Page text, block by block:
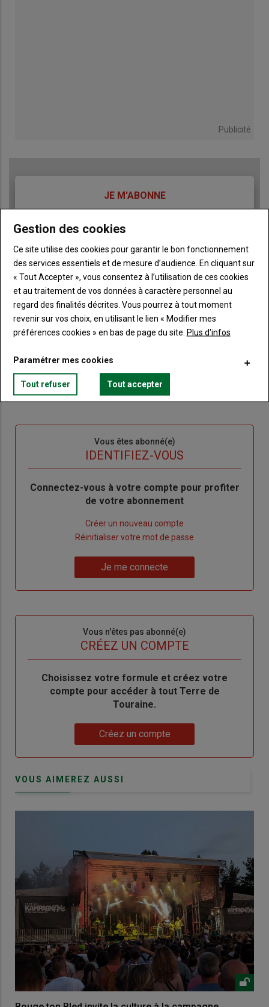
Publicité
JE M'ABONNE
Body A partir de 85€
Lien JE M'ABONNE
Liste
à
puce
Accédez à tous les articles du site Terre de Touraine
Consultez le journal Terre de Touraine au format
numérique, sur tous les supports
Vous êtes abonné(e)
IDENTIFIEZ-VOUS
Body
Connectez-vous à votre compte pour profiter
de votre abonnement
Créer un nouveau compte
de
Réinitialiser votre mot de passe
me
Je me connecte
Vous n'êtes pas abonné(e)
CRÉEZ UN COMPTE
BodyChoisissez votre formule et créez votre
compte pour accéder à tout Terre de
Touraine.
Créez un compte
VOUS AIMEREZ AUSSI
Gestion des cookies
Ce site utilise des cookies pour garantir le bon fonctionnement
des services essentiels et de mesure d’audience. En cliquant sur
« Tout Accepter », vous consentez à l’utilisation de ces cookies
et au traitement de vos données à caractère personnel au
regard des finalités décrites. Vous pourrez à tout moment
revenir sur vos choix, en utilisant le lien « Modifier mes
préférences cookies » en bas de page du site. Plus d'infos
Paramétrer mes cookies
Tout refuser Tout accepter